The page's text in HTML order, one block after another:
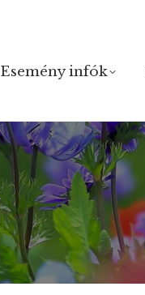
Esemény infók
Esemény infók